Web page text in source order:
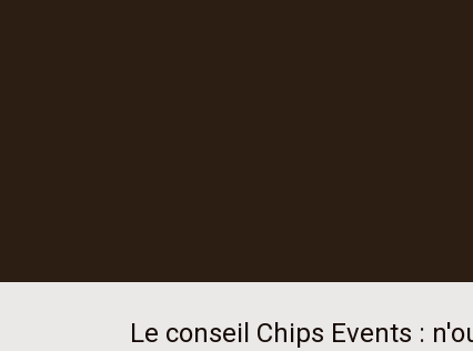
Le conseil Chips Events :